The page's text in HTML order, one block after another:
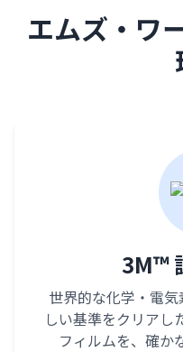
エムズ・ワ
3M™
世界的な化学・電
しい基準をクリアし
フィルムを、確か